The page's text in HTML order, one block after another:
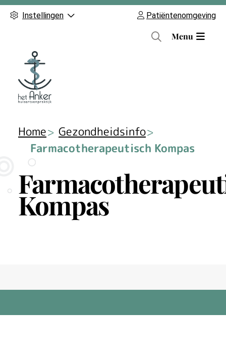
Instellingen Patiëntenomgeving
H
Menu
Home
Gezondheidsinfo
Farmacotherapeutisch Kompas
Kompas